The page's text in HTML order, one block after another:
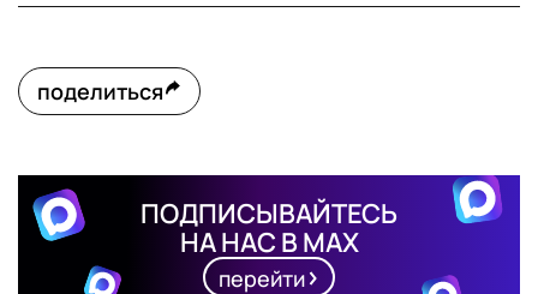
поделиться
ПОДПИСЫВАЙТЕСЬ
НА НАС В MAX
перейти